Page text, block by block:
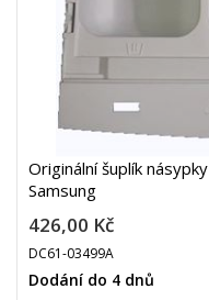
Originální šuplík
Samsung
426,00 Kč
DC61-03499A
Dodání do 4 dnů